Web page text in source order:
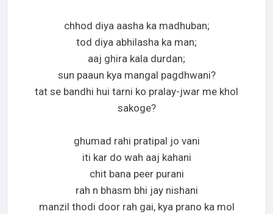
chhod diya aasha ka madhuban;
tod diya abhilasha ka man;
aaj ghira kala durdan;
sun paaun kya mangal pagdhwani?
tat se bandhi hui tarni ko pralay-jwar me khol
sakoge?
ghumad rahi pratipal jo vani
iti kar do wah aaj kahani
chit bana peer purani
rah n bhasm bhi jay nishani
manzil thodi door rah gai, kya prano ka mol